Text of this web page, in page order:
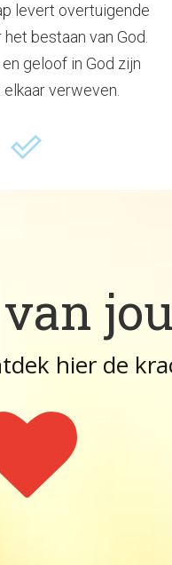
levert overtuigende
bestaan van God.
geloof in God zijn
verweven.
hier de